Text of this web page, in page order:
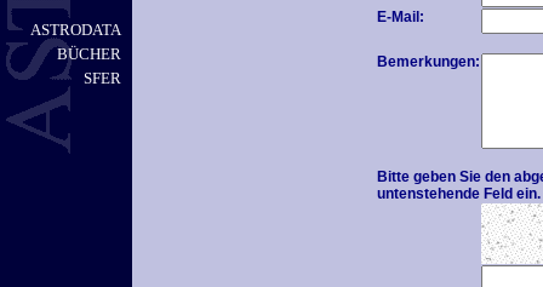
ASTRODATA
BÜCHER
SFER
E-Mail:
Bemerkungen:
Bitte geben Sie den
untenstehende Feld ein.